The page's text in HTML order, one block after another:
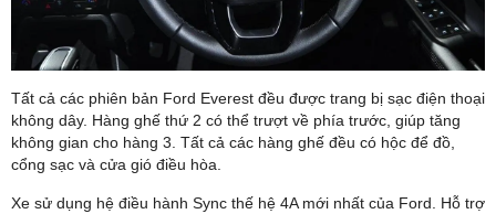
Tất cả các phiên bản Ford Everest đều được trang bị sạc điện thoại
không dây. Hàng ghế thứ 2 có thể trượt về phía trước, giúp tăng
không gian cho hàng 3. Tất cả các hàng ghế đều có hộc để đồ,
cổng sạc và cửa gió điều hòa.
Xe sử dụng hệ điều hành Sync thế hệ 4A mới nhất của Ford. Hỗ trợ